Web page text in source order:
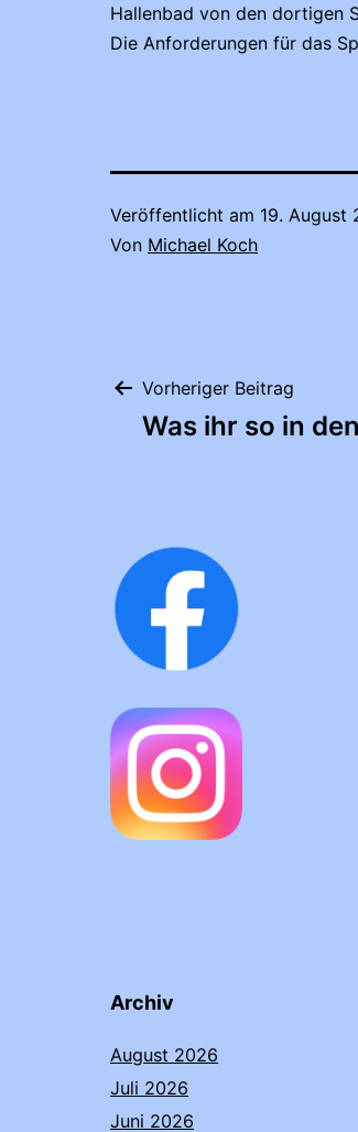
Hallenbad von den dortigen
Die Anforderungen für das
Veröffentlicht am 19. August
Von Michael Koch
Vorheriger Beitrag
Was ihr so in
Archiv
August 2026
Juli 2026
Juni 2026